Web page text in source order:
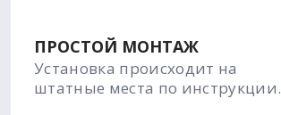
ПРОСТОЙ МОНТАЖ
Установка происходит на
штатные места по инструкции.